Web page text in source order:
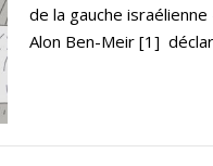
de la gauche
Alon Ben-Meir [1]